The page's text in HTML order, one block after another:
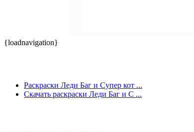
{loadnavigation}
Раскраски Леди Баг и Супер кот ...
Скачать раскраски Леди Баг и С ...